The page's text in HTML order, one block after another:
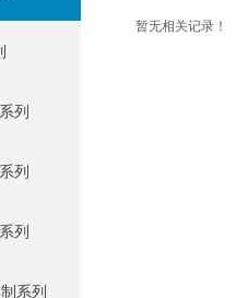
暂无相关记录！
列
列
列
系列